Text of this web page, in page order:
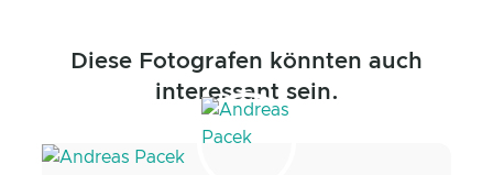
Diese Fotografen könnten auch
interessant sein.